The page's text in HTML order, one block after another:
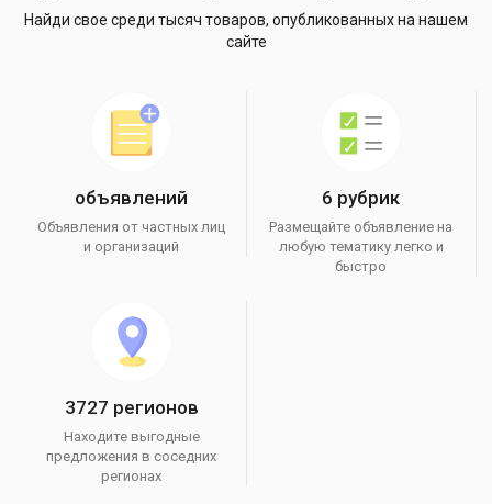
Найди свое среди тысяч товаров, опубликованных на нашем
сайте
объявлений
Объявления от частных лиц
и организаций
6 рубрик
Размещайте объявление на
любую тематику легко и
быстро
3727 регионов
Находите выгодные
предложения в соседних
регионах